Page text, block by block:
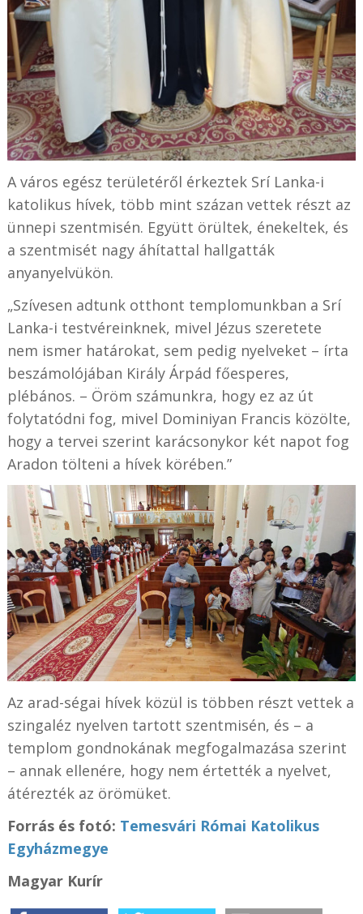
A város egész területéről érkeztek Srí Lanka-i
katolikus hívek, több mint százan vettek részt az
ünnepi szentmisén. Együtt örültek, énekeltek, és
a szentmisét nagy áhítattal hallgatták
anyanyelvükön.
„Szívesen adtunk otthont templomunkban a Srí
Lanka-i testvéreinknek, mivel Jézus szeretete
nem ismer határokat, sem pedig nyelveket – írta
beszámolójában Király Árpád főesperes,
plébános. – Öröm számunkra, hogy ez az út
folytatódni fog, mivel Dominiyan Francis közölte,
hogy a tervei szerint karácsonykor két napot fog
Aradon tölteni a hívek körében.”
Az arad-ségai hívek közül is többen részt vettek a
szingaléz nyelven tartott szentmisén, és – a
templom gondnokának megfogalmazása szerint
– annak ellenére, hogy nem értették a nyelvet,
átérezték az örömüket.
Forrás és fotó: Temesvári Római Katolikus
Egyházmegye
Magyar Kurír